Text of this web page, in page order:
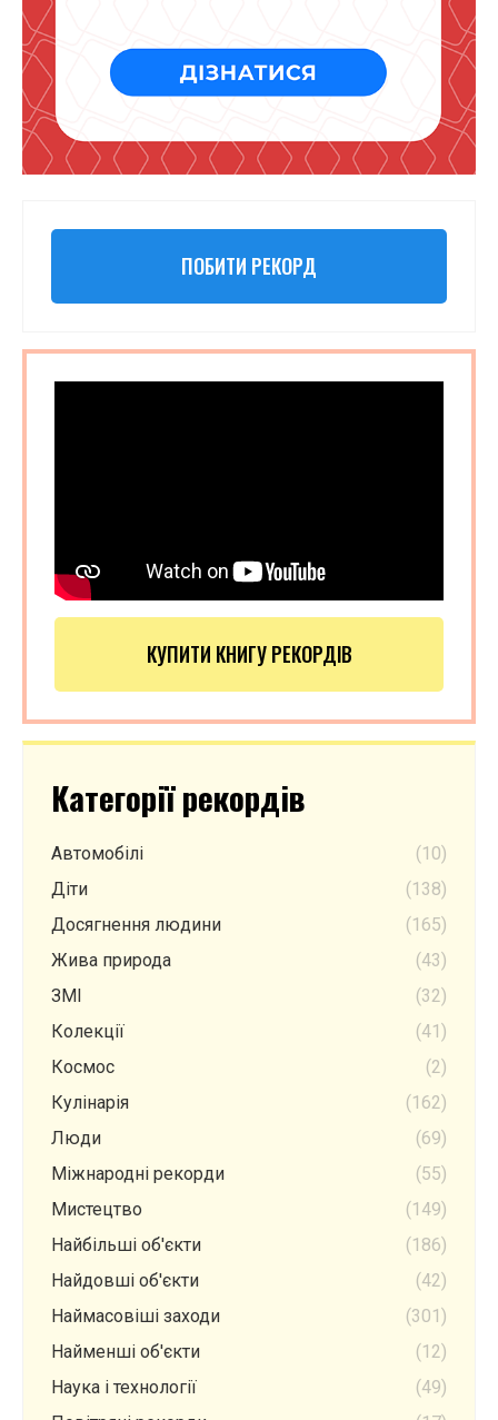
ПОБИТИ РЕКОРД
КУПИТИ КНИГУ РЕКОРДІВ
Категорії рекордів
Автомобілі
(10)
Діти
(138)
Досягнення людини
(165)
Жива природа
(43)
ЗМІ
(32)
Колекції
(41)
Космос
(2)
Кулінарія
(162)
Люди
(69)
Міжнародні рекорди
(55)
Мистецтво
(149)
Найбільші об'єкти
(186)
Найдовші об'єкти
(42)
Наймасовіші заходи
(301)
Найменші об'єкти
(12)
Наука і технології
(49)